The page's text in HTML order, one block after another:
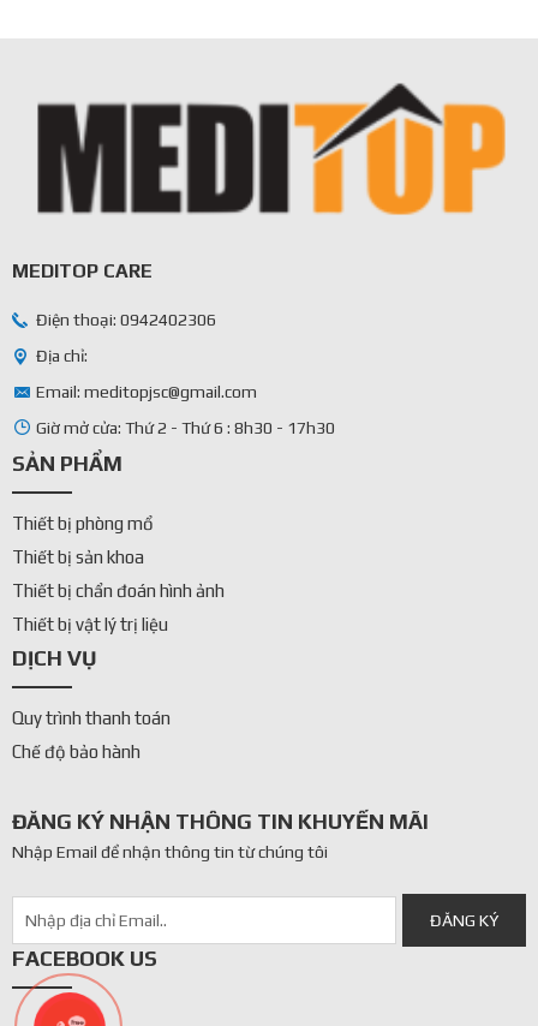
MEDITOP CARE
Điện thoại: 0942402306
Địa chỉ:
Email: meditopjsc@gmail.com
Giờ mở cửa: Thứ 2 - Thứ 6 : 8h30 - 17h30
SẢN PHẨM
Thiết bị phòng mổ
Thiết bị sản khoa
Thiết bị chẩn đoán hình ảnh
Thiết bị vật lý trị liệu
DỊCH VỤ
Quy trình thanh toán
Chế độ bảo hành
ĐĂNG KÝ NHẬN THÔNG TIN KHUYẾN MÃI
Nhập Email để nhận thông tin từ chúng tôi
FACEBOOK US